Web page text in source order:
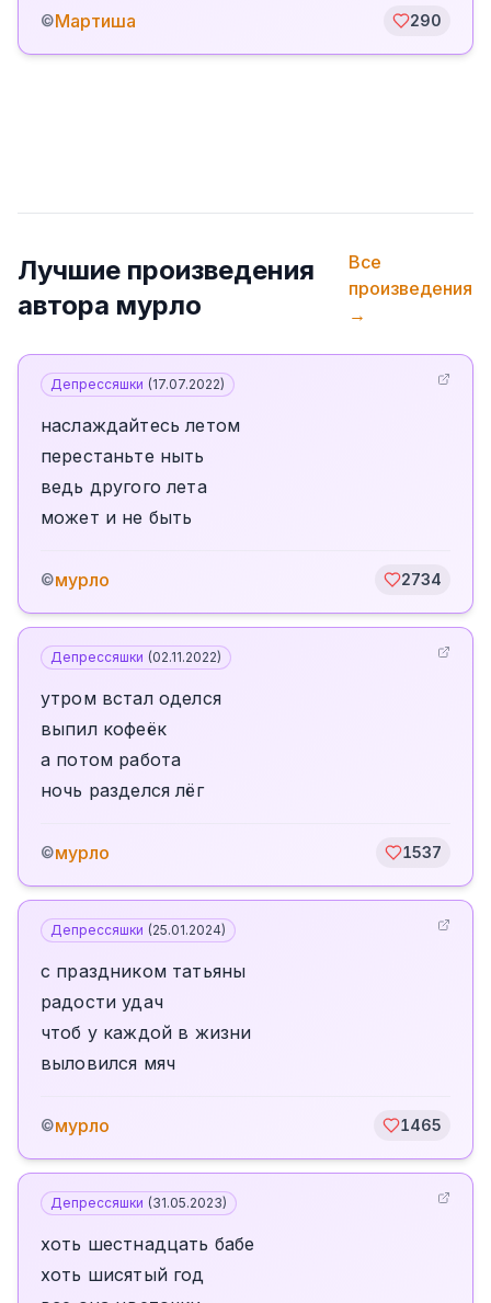
©Мартиша 290
Лучшие произведения
автора мурло
Все
произведения
→
Депрессяшки (17.07.2022)
наслаждайтесь летом
перестаньте ныть
ведь другого лета
может и не быть
©мурло 2734
Депрессяшки (02.11.2022)
утром встал оделся
выпил кофеёк
а потом работа
ночь разделся лёг
©мурло 1537
Депрессяшки (25.01.2024)
с праздником татьяны
радости удач
чтоб у каждой в жизни
выловился мяч
©мурло 1465
Депрессяшки (31.05.2023)
хоть шестнадцать бабе
хоть шисятый год